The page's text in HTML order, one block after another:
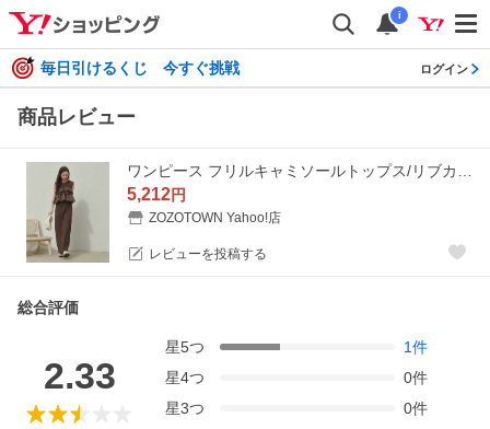
i
毎日引けるくじ 今すぐ挑戦 ログイン
商品レビュー
5,212円
ZOZOTOWN Yahoo!店
レビューを投稿する
総合評価
2.33
星5つ 1件
星4つ 0件
星3つ 0件